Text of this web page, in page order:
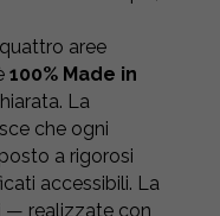
aree
100% Made in
La
che ogni
a rigorosi
accessibili. La
— realizzate con